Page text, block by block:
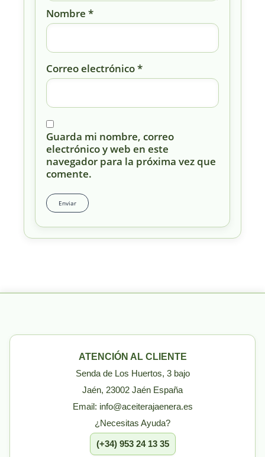
Nombre *
Correo electrónico*
Guarda mi nombre, correo
electrónico y web en este
navegador para la próxima vez que
comente.
ATENCIÓN AL CLIENTE
Senda de Los Huertos, 3 bajo
Jaén, 23002 Jaén España
Email: info@aceiterajaenera.es
¿Necesitas Ayuda?
(+34) 953 24 13 35